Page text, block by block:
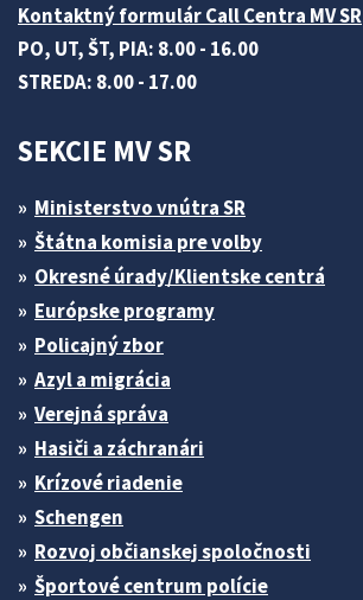
Kontaktný formulár Call Centra MV SR
PO, UT, ŠT, PIA: 8.00 - 16.00
STREDA: 8.00 - 17.00
SEKCIE MV SR
Ministerstvo vnútra SR
Štátna komisia pre volby
Okresné úrady/Klientske centrá
Európske programy
Policajný zbor
Azyl a migrácia
Verejná správa
Hasiči a záchranári
Krízové riadenie
Schengen
Rozvoj občianskej spoločnosti
Športové centrum polície